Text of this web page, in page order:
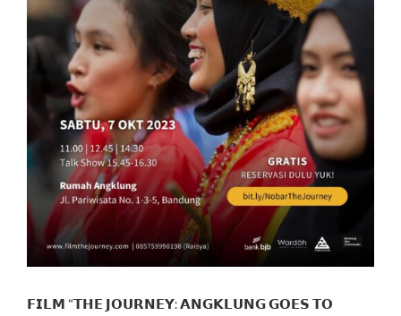
𝗙𝗜𝗟𝗠 “𝗧𝗛𝗘 𝗝𝗢𝗨𝗥𝗡𝗘𝗬: 𝗔𝗡𝗚𝗞𝗟𝗨𝗡𝗚 𝗚𝗢𝗘𝗦 𝗧𝗢